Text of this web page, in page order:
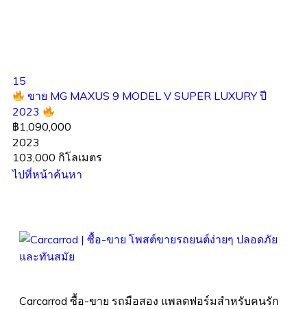
15
ขาย MG MAXUS 9 MODEL V SUPER LUXURY ปี
2023
฿1,090,000
2023
103,000 กิโลเมตร
ไปที่หน้าค้นหา
Carcarrod ซื้อ-ขาย รถมือสอง แพลตฟอร์มสำหรับคนรัก